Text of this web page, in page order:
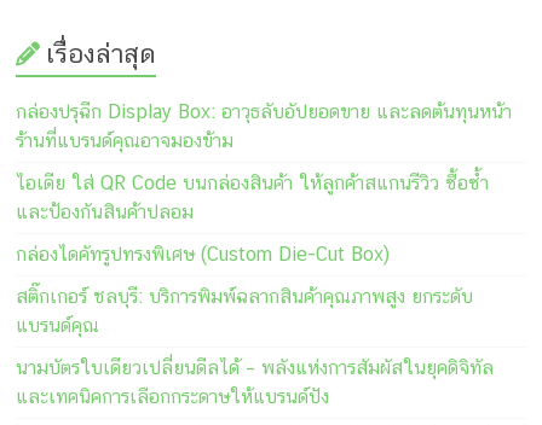
เรื่องล่าสุด
กล่องปรุฉีก Display Box: อาวุธลับอัปยอดขาย และลดต้นทุนหน้า
ร้านที่แบรนด์คุณอาจมองข้าม
ไอเดีย ใส่ QR Code บนกล่องสินค้า ให้ลูกค้าสแกนรีวิว ซื้อซ้ำ
และป้องกันสินค้าปลอม
กล่องไดคัทรูปทรงพิเศษ (Custom Die-Cut Box)
สติ๊กเกอร์ ชลบุรี: บริการพิมพ์ฉลากสินค้าคุณภาพสูง ยกระดับ
แบรนด์คุณ
นามบัตรใบเดียวเปลี่ยนดีลได้ – พลังแห่งการสัมผัสในยุคดิจิทัล
และเทคนิคการเลือกกระดาษให้แบรนด์ปัง